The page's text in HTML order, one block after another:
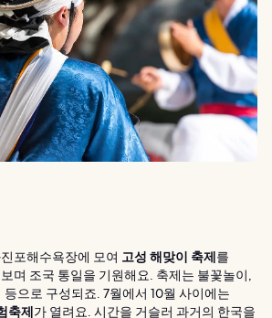
포해수욕장에 모여 고성 해맞이 축제 를
며 조국 통일을 기원해요. 축제는 불꽃놀이,
으로 구성되죠. 7월에서 10월 사이에는
축제 가 열려요. 시간을 거슬러 과거의 한국을